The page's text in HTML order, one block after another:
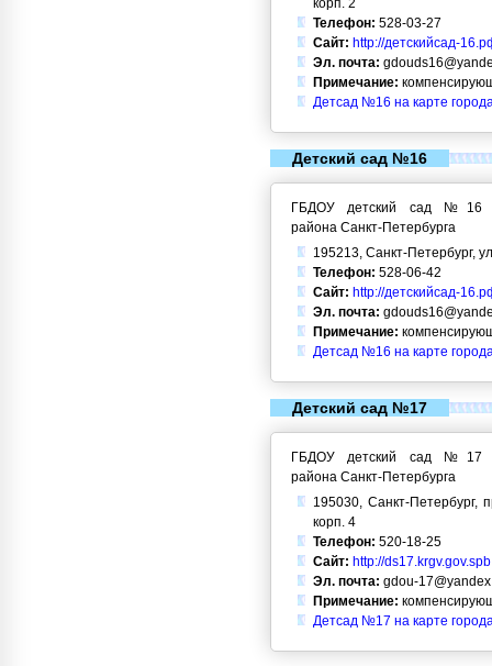
корп. 2
Телефон: 528-03-27
Сайт: http://детскийсад-
Эл. почта:
Примечание:
Детсад №16 на карте
Детский сад №16
ГБДОУ детский сад №16
района Санкт-Петербурга
195213, Санкт-Петербург,
Телефон: 528-06-42
Сайт: http://детскийсад-
Эл. почта:
Примечание:
Детсад №16 на карте
Детский сад №17
ГБДОУ детский сад №17
района Санкт-Петербурга
195030, Санкт-Петербург,
корп. 4
Телефон: 520-18-25
Сайт: http://
Эл. почта: gdou-
Примечание:
Детсад №17 на карте